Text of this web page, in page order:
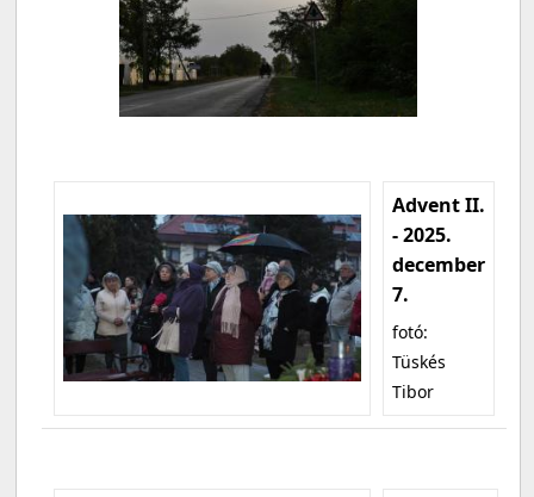
Advent II.
- 2025.
december
7.
fotó:
Tüskés
Tibor